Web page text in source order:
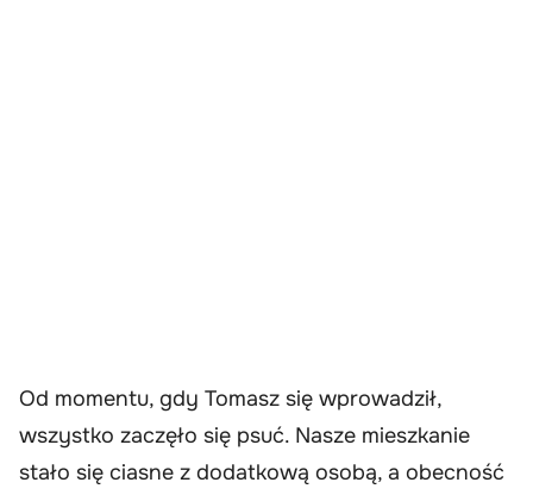
Od momentu, gdy Tomasz się wprowadził,
wszystko zaczęło się psuć. Nasze mieszkanie
stało się ciasne z dodatkową osobą, a obecność